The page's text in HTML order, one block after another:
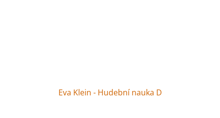
Eva Klein - Hudební nauka D